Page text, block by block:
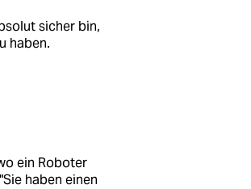
sicher bin,
haben.
ein Roboter
haben einen